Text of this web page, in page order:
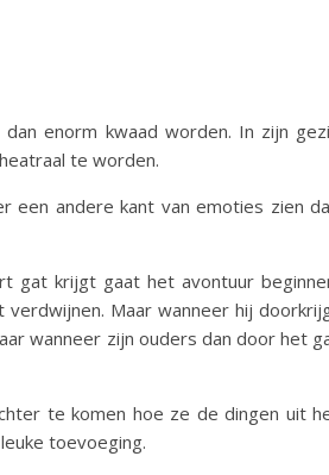
enorm kwaad worden. In zijn
te worden.
een andere kant van emoties zien
gat krijgt gaat het avontuur
Maar wanneer hij
wanneer zijn ouders dan door het
te komen hoe ze de dingen uit
toevoeging.